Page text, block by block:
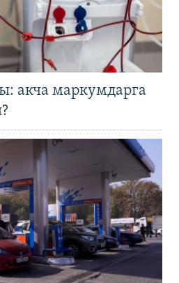
акча маркумдарга